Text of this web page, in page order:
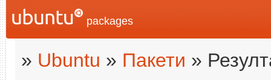
packages
» Ubuntu » Пакети »